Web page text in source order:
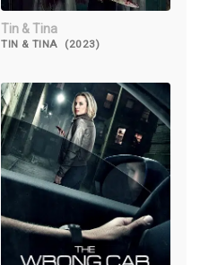
Tin & Tina
TIN & TINA (2023)